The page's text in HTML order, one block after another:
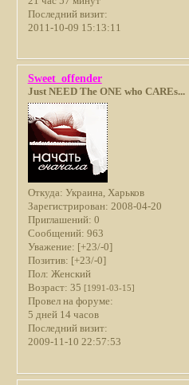
Последний визит:
2011-10-09 15:13:11
Sweet_offender
Just NEED The ONE who CAREs...
Откуда: Украина, Харьков
Зарегистрирован: 2008-04-20
Приглашений: 0
Сообщений: 963
Уважение: [+23/-0]
Позитив: [+23/-0]
Пол: Женский
Возраст: 35 [1991-03-15]
Провел на форуме:
5 дней 14 часов
Последний визит:
2009-11-10 22:57:53